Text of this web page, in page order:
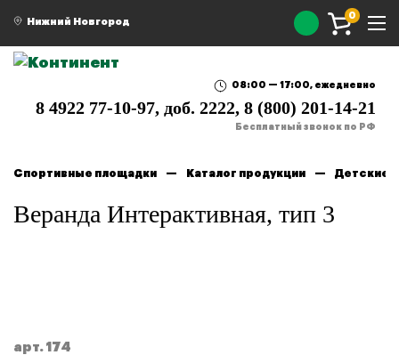
Нижний Новгород
08:00 — 17:00, ежедневно
8 4922 77-10-97, доб. 2222, 8 (800) 201-14-21
Бесплатный звонок по РФ
0
Спортивные площадки Каталог продукции Детские
Веранда Интерактивная, тип 3
арт. 174